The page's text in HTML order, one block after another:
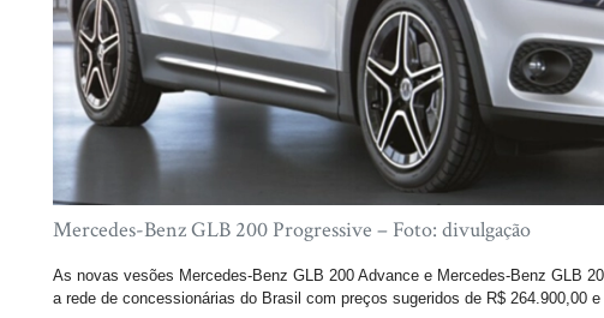
Mercedes-Benz GLB 200 Progressive – Foto: divulgação
As novas vesões Mercedes-Benz GLB 200 Advance e Mercedes-Benz GLB
a rede de concessionárias do Brasil com preços sugeridos de R$ 264.900,00